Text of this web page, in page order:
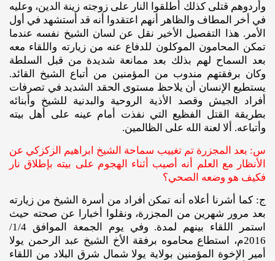
وأردوهم قتلى كذلك أطلقوا النار على زوجته زينة الدين، وعليه
في أخر المطاف والظاهر أنهم اعتقدوا أنه قد أستشهد في أول
الأمر. هذا التفصيل الأخير نقل عن لسان الشيخ نفسه عندما
تمكن المحامون الموكلون للدفاع عنه من زيارته واللقاء معه
بعد السماح لهم بذلك بعد ممانعة شديدة من قبل السلطة
وكان برفقتهم مندوب من المؤمنين من أتباع الشيخ القائد.
يستطيع الإنسان أن يلاحظ مستوى الحقد الشديد في تصرفات
أفراد الجيش وقصد الأذية الروحية والبدنية للشيخ وأبنائه
بطريقة القتل الفظيع التي نفذت أمام عينه على أهل بيته
وأتباعه. ألا لعنة الله على الظالمين.
س: بعد المجزرة تم تغييب سماحة الشيخ ابراهيم الزكزكي عن
الأنظار مع العلم أنه أصيب أثناء الهجوم على بيته بإطلاق نار
فكيف هو وضعه الصحي؟
ج: كما أشرنا أعلاه أنه تمكن أفراد من أسرة الشيخ من زيارته
بعد مرور شهرين من المجزرة، ونقلوا أخبارا عن صحته حيث
استمر اللقاء بينهم لمدة. وفي يوم الجمعة الموافق 1/4/
2016م، استطاع محاموه برفقة الأخ الشيخ عبد الرحمن يولا
أمير الإخوة المؤمنين بولاية يولا شمال شرق البلاد من اللقاء